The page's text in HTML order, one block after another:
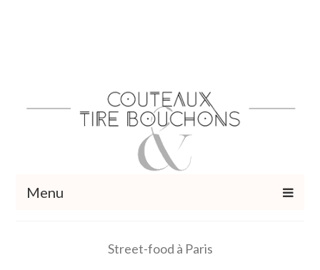
Menu
Street-food à Paris